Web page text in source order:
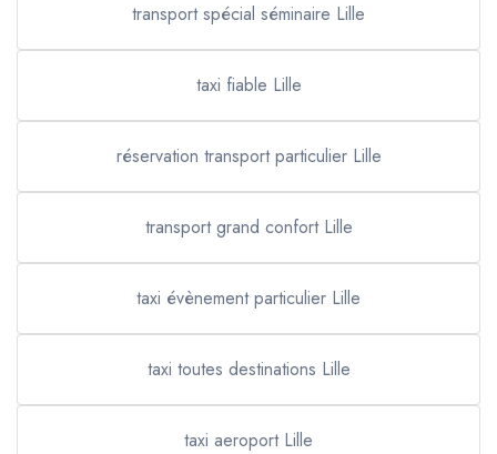
transport spécial séminaire Lille
taxi fiable Lille
réservation transport particulier Lille
transport grand confort Lille
taxi évènement particulier Lille
taxi toutes destinations Lille
taxi aeroport Lille